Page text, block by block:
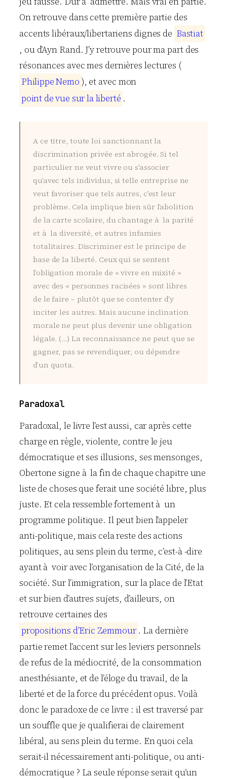
On retrouve dans cette première partie des
accents libéraux/libertariens dignes de Bastiat
, ou d’Ayn Rand. J’y retrouve pour ma part des
résonances avec mes dernières lectures (
PhilippeNemo ), et avec mon
point devue surlaliberté .
A ce titre, toute loi sanctionnant la
discrimination privée est abrogée. Si tel
particulier ne veut vivre ou s’associer
qu’avec tels individus, si telle entreprise ne
veut favoriser que tels autres, c’est leur
problème. Cela implique bien sûr l’abolition
de la carte scolaire, du chantage à la parité
et à la diversité, et autres infamies
totalitaires. Discriminer est le principe de
base de la liberté. Ceux qui se sentent
l’obligation morale de « vivre en mixité »
avec des « personnes racisées » sont libres
de le faire – plutôt que se contenter d’y
inciter les autres. Mais aucune inclination
morale ne peut plus devenir une obligation
légale. (…) La reconnaissance ne peut que se
gagner, pas se revendiquer, ou dépendre
d’un quota.
Paradoxal
Paradoxal, le livre l’est aussi, car après cette
charge en règle, violente, contre le jeu
démocratique et ses illusions, ses mensonges,
Obertone signe à la fin de chaque chapitre une
liste de choses que ferait une société libre, plus
juste. Et cela ressemble fortement à un
programme politique. Il peut bien l’appeler
anti-politique, mais cela reste des actions
politiques, au sens plein du terme, c’est-à -dire
ayant à voir avec l’organisation de la Cité, de la
société. Sur l’immigration, sur la place de l’Etat
et sur bien d’autres sujets, d’ailleurs, on
retrouve certaines des
propositions d’Eric Zemmour . La dernière
partie remet l’accent sur les leviers personnels
de refus de la médiocrité, de la consommation
anesthésiante, et de l’éloge du travail, de la
liberté et de la force du précédent opus. Voilà
donc le paradoxe de ce livre : il est traversé par
un souffle que je qualifierai de clairement
libéral, au sens plein du terme. En quoi cela
serait-il nécessairement anti-politique, ou anti-
démocratique ? La seule réponse serait qu’un